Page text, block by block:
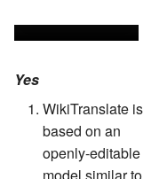
Yes
WikiTranslate is
based on an
openly-editable
model similar to